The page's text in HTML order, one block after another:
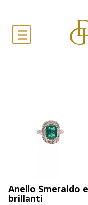
Anello Smeraldo e
brillanti